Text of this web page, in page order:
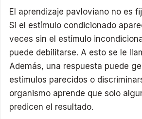
El aprendizaje pavloviano no es
Si el estímulo condicionado
veces sin el estímulo
puede debilitarse. A esto se le
Además, una respuesta puede
estímulos parecidos o
organismo aprende que solo
predicen el resultado.